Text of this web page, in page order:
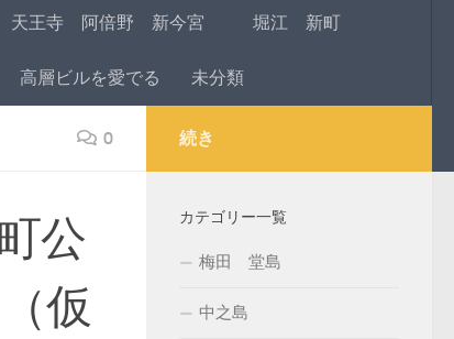
天王寺 阿倍野 新今宮 堀江 新町
高層ビルを愛でる 未分類
0
公
仮
続き
カテゴリー一覧
梅田 堂島
中之島